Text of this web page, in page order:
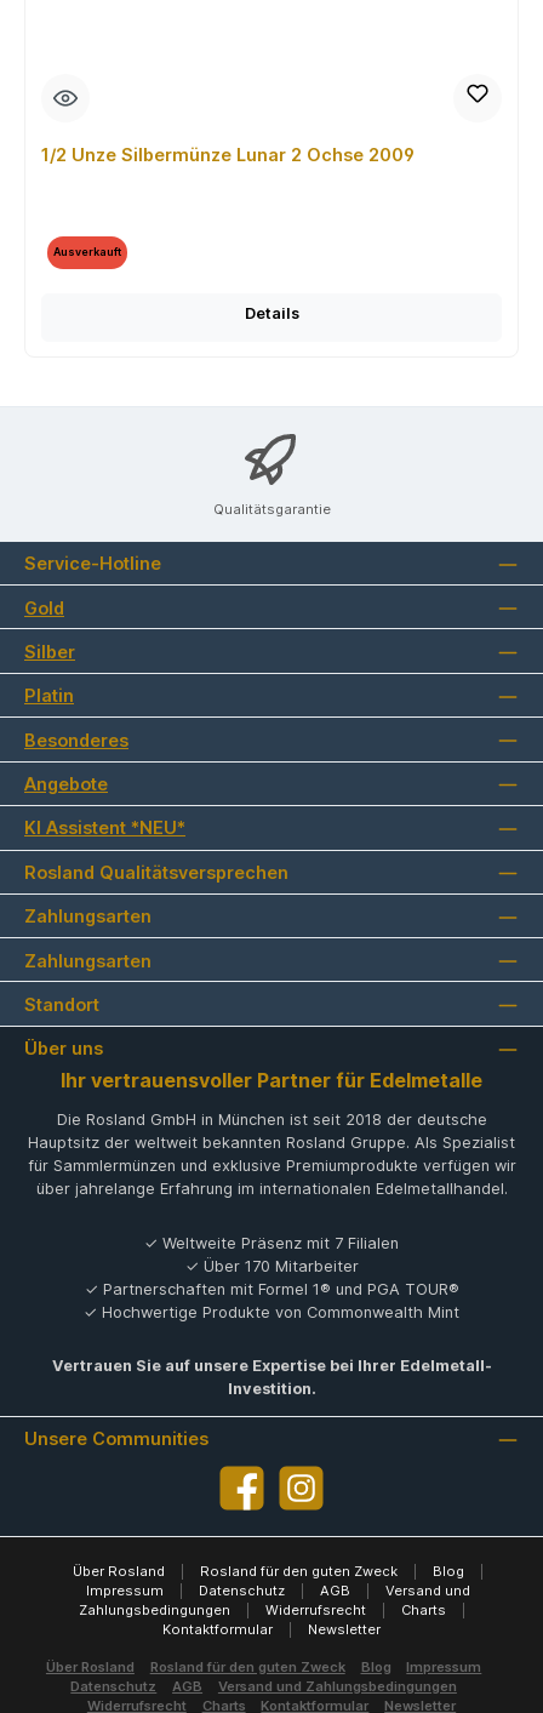
1/2 Unze Silbermünze Lunar 2 Ochse 2009
Ausverkauft
Details
Qualitätsgarantie
Service-Hotline
Gold
Silber
Platin
Besonderes
Angebote
KI Assistent *NEU*
Rosland Qualitätsversprechen
Zahlungsarten
Zahlungsarten
Standort
Über uns
Ihr vertrauensvoller Partner für Edelmetalle
Die Rosland GmbH in München ist seit 2018 der deutsche
Hauptsitz der weltweit bekannten Rosland Gruppe. Als Spezialist
für Sammlermünzen und exklusive Premiumprodukte verfügen wir
über jahrelange Erfahrung im internationalen Edelmetallhandel.
✓ Weltweite Präsenz mit 7 Filialen
✓ Über 170 Mitarbeiter
✓ Partnerschaften mit Formel 1® und PGA TOUR®
✓ Hochwertige Produkte von Commonwealth Mint
Vertrauen Sie auf unsere Expertise bei Ihrer Edelmetall-
Investition.
Unsere Communities
Facebook Instagram
Über Rosland Rosland für den guten Zweck Blog
Impressum
Datenschutz AGB
Versand und
Zahlungsbedingungen
Widerrufsrecht Charts
Kontaktformular
Newsletter
Über Rosland Rosland für den guten Zweck Blog
Impressum
Datenschutz
AGB
Versand und Zahlungsbedingungen
Widerrufsrecht
Charts Kontaktformular Newsletter